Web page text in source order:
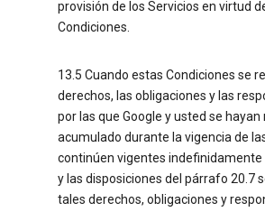
provisión de los Servicios en virtud
Condiciones.
13.5 Cuando estas Condiciones se
derechos, las obligaciones y las
por las que Google y usted se hayan
acumulado durante la vigencia de
continúen vigentes
y las disposiciones del párrafo 20.7
tales derechos, obligaciones y